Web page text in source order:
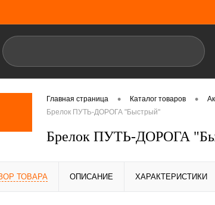
Главная страница • Каталог товаров •
Брелок ПУТЬ-ДОРОГА "Быстрый"
Брелок ПУТЬ-ДОРОГА
ТОВАРА ОПИСАНИЕ ХАРАКТЕРИСТИКИ